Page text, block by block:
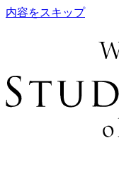
内容をスキップ